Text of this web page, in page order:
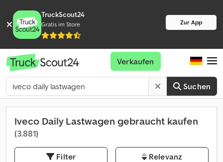
TruckScout24
Gratis im Store Zur App
Suchen
Verkaufen
Iveco Daily Lastwagen gebraucht kaufen
(3.881)
Filter Relevanz